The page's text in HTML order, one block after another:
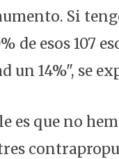
Si
de esos 107
un 14%", se
es que no